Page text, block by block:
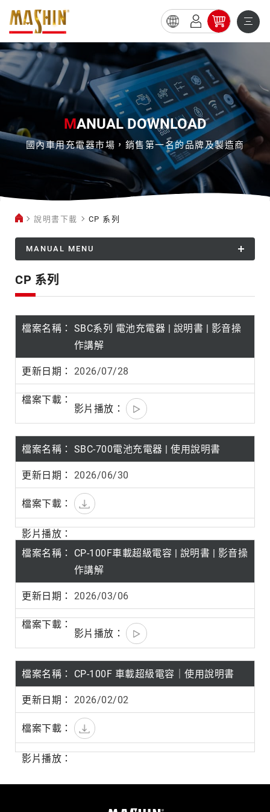
CP
系
列
MANUAL DOWNLOAD
國內車用充電器市場，銷售第一名的品牌及製造商
說明書下載 CP 系列
MANUAL MENU
產
品
列
CP 系列
SBC系列 電池充電器 | 說明書 | 影音操
作講解
2026/07/28
SBC-700電池充電器 | 使用說明書
2026/06/30
CP-100F車載超級電容 | 說明書 | 影音操
作講解
2026/03/06
CP-100F 車載超級電容｜使用說明書
2026/02/02